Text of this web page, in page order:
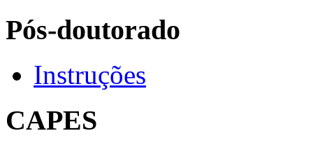
Pós-doutorado
Instruções
CAPES